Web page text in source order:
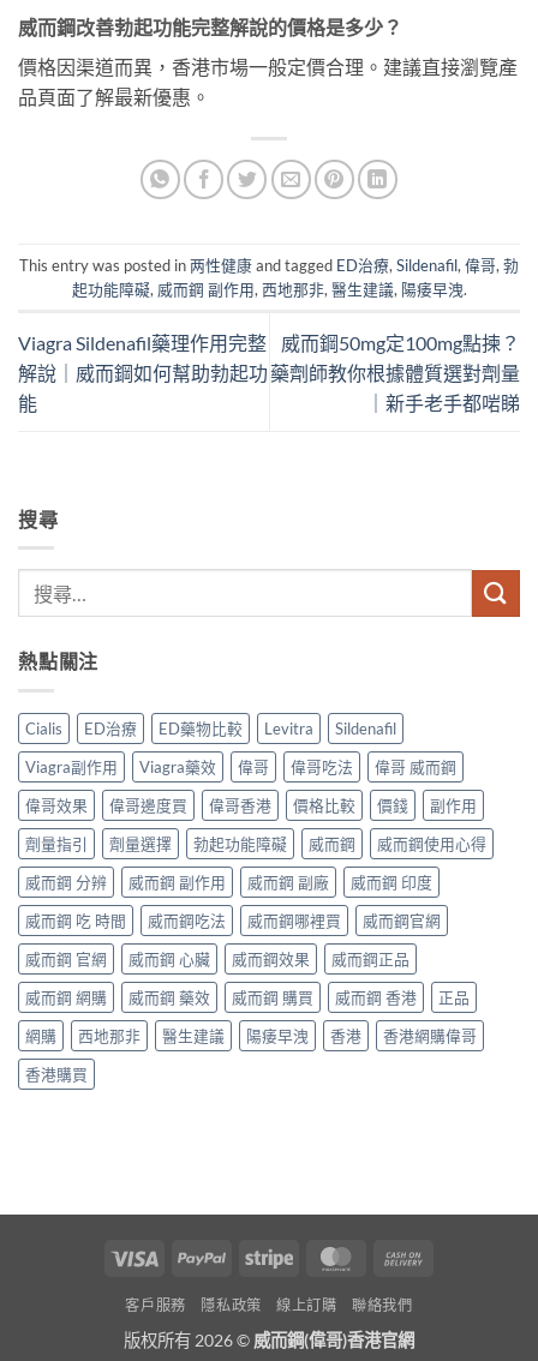
威而鋼改善勃起功能完整解說的價格是多少？
價格因渠道而異，香港市場一般定價合理。建議直接瀏覽產
品頁面了解最新優惠。
This entry was posted in两性健康and tagged ED治療, Sildenafil, 偉哥, 勃
起功能障礙, 威而鋼 副作用, 西地那非, 醫生建議, 陽痿早洩.
Viagra Sildenafil藥理作用完整
解說｜威而鋼如何幫助勃起功
能
威而鋼50mg定100mg點揀？
藥劑師教你根據體質選對劑量
｜新手老手都啱睇
搜尋
熱點關注
Cialis ED治療 ED藥物比較 Levitra
Sildenafil
Viagra副作用
Viagra藥效 偉哥 偉哥吃法
偉哥 威而鋼
偉哥效果
偉哥邊度買 偉哥香港 價格比較 價錢
副作用
劑量指引
劑量選擇 勃起功能障礙 威而鋼
威而鋼使用心得
威而鋼 分辨
威而鋼 副作用 威而鋼 副廠
威而鋼 印度
威而鋼 吃 時間
威而鋼吃法 威而鋼哪裡買
威而鋼官網
威而鋼 官網
威而鋼 心臟 威而鋼效果
威而鋼正品
威而鋼 網購
威而鋼 藥效 威而鋼 購買 威而鋼 香港
正品
網購
西地那非 醫生建議 陽痿早洩 香港
香港網購偉哥
香港購買
Visa PayPal Stripe MasterCard
客戶服務 隱私政策 線上訂購 聯絡我們
版权所有 2026 © 威而鋼(偉哥)香港官網